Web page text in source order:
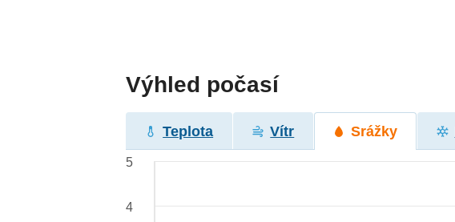
Výhled počasí
Teplota Vítr Srážky
5
4